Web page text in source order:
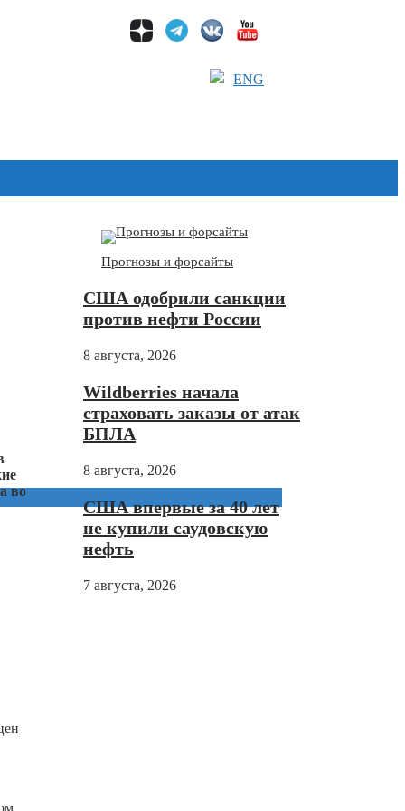
ENG
во
Прогнозы и форсайты
США одобрили санкции
против нефти России
8 августа, 2026
Wildberries начала
страховать заказы от атак
БПЛА
8 августа, 2026
США впервые за 40 лет
не купили саудовскую
нефть
7 августа, 2026